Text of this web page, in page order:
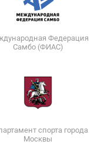
Федерация
Самбо (ФИАС)
спорта города
Москвы